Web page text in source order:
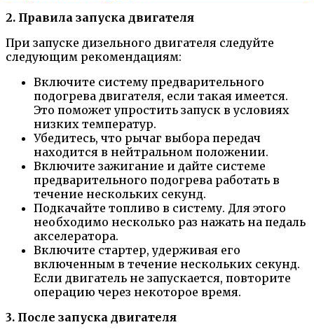
2. Правила запуска двигателя
При запуске дизельного двигателя следуйте
следующим рекомендациям:
Включите систему предварительного
подогрева двигателя, если такая имеется.
Это поможет упростить запуск в условиях
низких температур.
Убедитесь, что рычаг выбора передач
находится в нейтральном положении.
Включите зажигание и дайте системе
предварительного подогрева работать в
течение нескольких секунд.
Подкачайте топливо в систему. Для этого
необходимо несколько раз нажать на педаль
акселератора.
Включите стартер, удерживая его
включенным в течение нескольких секунд.
Если двигатель не запускается, повторите
операцию через некоторое время.
3. После запуска двигателя